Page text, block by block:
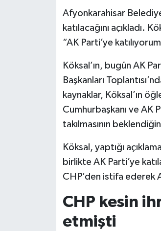
Afyonkarahisar
katılacağını açıkladı.
“AK Parti’ye
Köksal’ın, bugün AK
Başkanları
kaynaklar, Köksal’ın
Cumhurbaşkanı ve AK
takılmasının
Köksal, yaptığı
birlikte AK Parti’ye
CHP’den istifa ederek
CHP kesin
etmişti
Televizyon